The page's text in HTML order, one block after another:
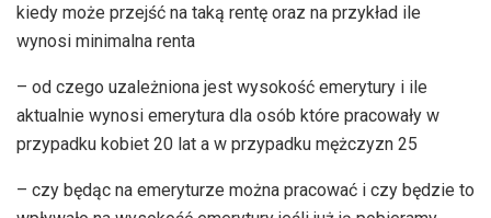
kiedy może przejść na taką rentę oraz na przykład ile
wynosi minimalna renta
– od czego uzależniona jest wysokość emerytury i ile
aktualnie wynosi emerytura dla osób które pracowały w
przypadku kobiet 20 lat a w przypadku mężczyzn 25
– czy będąc na emeryturze można pracować i czy będzie to